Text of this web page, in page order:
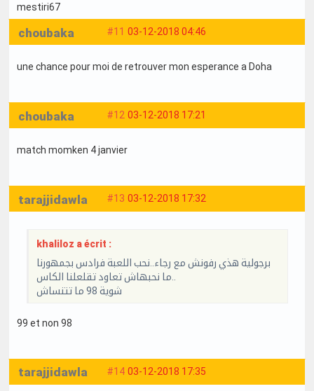
mestiri67
#11 03-12-2018 04:46
choubaka
une chance pour moi de retrouver mon esperance a Doha
#12 03-12-2018 17:21
choubaka
match momken 4 janvier
#13 03-12-2018 17:32
tarajjidawla
khaliloz a écrit :
برجولية هذي رفونش مع رجاء..نحب اللعبة فرادس بجمهورنا
شوية 98 ما تتنساش
99 et non 98
#14 03-12-2018 17:35
tarajjidawla